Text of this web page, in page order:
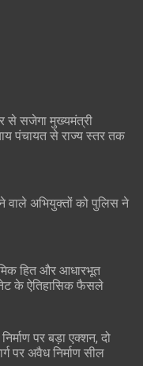
से सजेगा मुख्यमंत्री
पंचायत से राज्य स्तर तक
अभियुक्तों को पुलिस ने
हित और आधारभूत
के ऐतिहासिक फैसले
पर बड़ा एक्शन, दो
पर अवैध निर्माण सील